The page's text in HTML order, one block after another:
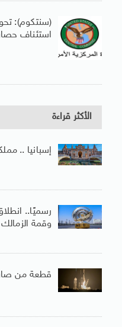
استئناف حصار
الأكثر قراءة
إسبانيا ..
وقمة الزمالك
قطعة من